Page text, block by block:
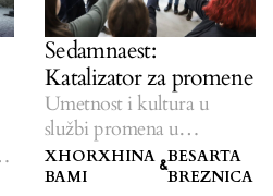
Sedamnaest:
Katalizator za promene
Umetnost i kultura u
službi promena u
zajednici.
XHORXHINA
BAMI
&BESARTA
BREZNICA